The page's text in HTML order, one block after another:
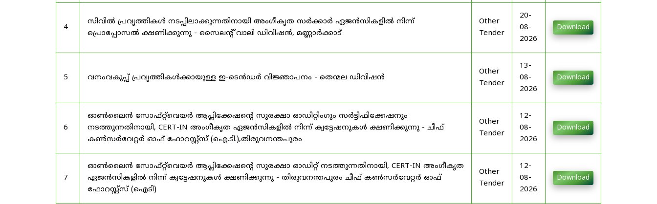
4
സിവിൽ പ്രവൃത്തികൾ നടപ്പിലാക്കുന്നതിനായി അംഗീകൃത സർക്കാർ ഏജൻസികളിൽ നിന്ന്
പ്രൊപ്പോസൽ ക്ഷണിക്കുന്നു - സൈലന്റ് വാലി ഡിവിഷൻ, മണ്ണാർക്കാട്
Other
Tender
20-
08-
2026
Download
5 വനംവകുപ്പ് പ്രവൃത്തികൾക്കായുള്ള ഇ-ടെൻഡർ വിജ്ഞാപനം - തെന്മല ഡിവിഷൻ
Other
Tender
13-
08-
2026
Download
6
ഓൺലൈൻ സോഫ്റ്റ്‌വെയർ ആപ്ലിക്കേഷന്റെ സുരക്ഷാ ഓഡിറ്റിംഗും സർട്ടിഫിക്കേഷനും
നടത്തുന്നതിനായി, CERT-IN അംഗീകൃത ഏജൻസികളിൽ നിന്ന് ക്വട്ടേഷനുകൾ ക്ഷണിക്കുന്നു - ചീഫ്
കൺസർവേറ്റർ ഓഫ് ഫോറസ്റ്റ്സ് (ഐ.ടി.),തിരുവനന്തപുരം
Other
Tender
12-
08-
2026
Download
7
ഓൺലൈൻ സോഫ്റ്റ്‌വെയർ ആപ്ലിക്കേഷന്റെ സുരക്ഷാ ഓഡിറ്റ് നടത്തുന്നതിനായി, CERT-IN അംഗീകൃത
ഏജൻസികളിൽ നിന്ന് ക്വട്ടേഷനുകൾ ക്ഷണിക്കുന്നു - തിരുവനന്തപുരം ചീഫ് കൺസർവേറ്റർ ഓഫ്
ഫോറസ്റ്റ്സ് (ഐടി)
Other
Tender
12-
08-
2026
Download